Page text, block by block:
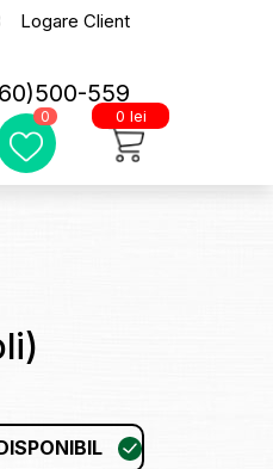
Logare Client
559
0 0 lei